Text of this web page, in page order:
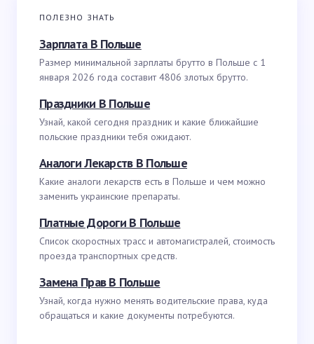
ПОЛЕЗНО ЗНАТЬ
Зарплата В Польше
Размер минимальной зарплаты брутто в Польше с 1
января 2026 года составит 4806 злотых брутто.
Праздники В Польше
Узнай, какой сегодня праздник и какие ближайшие
польские праздники тебя ожидают.
Аналоги Лекарств В Польше
Какие аналоги лекарств есть в Польше и чем можно
заменить украинские препараты.
Платные Дороги В Польше
Список скоростных трасс и автомагистралей, стоимость
проезда транспортных средств.
Замена Прав В Польше
Узнай, когда нужно менять водительские права, куда
обращаться и какие документы потребуются.